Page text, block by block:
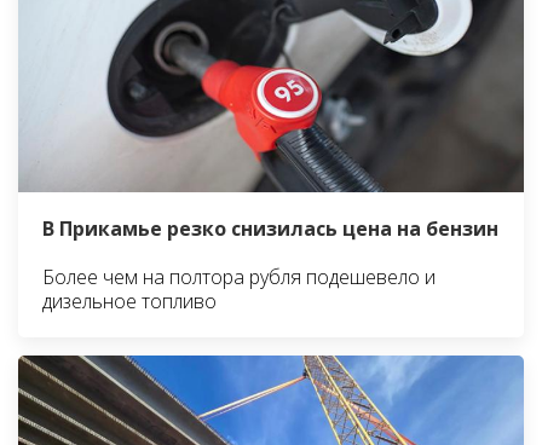
В Прикамье резко снизилась цена на бензин
Более чем на полтора рубля подешевело и
дизельное топливо